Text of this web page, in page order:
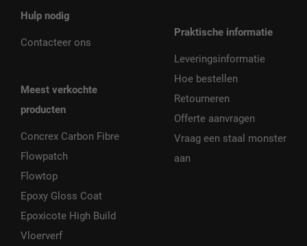
Hulp nodig
Contacteer ons
Meest verkochte
producten
Concrex Carbon Fibre
Flowpatch
Flowtop
Epoxy Gloss Coat
Epoxicote High Build
Vloerverf
Praktische informatie
Leveringsinformatie
Hoe bestellen
Retourneren
Offerte aanvragen
Vraag een staal monster
aan